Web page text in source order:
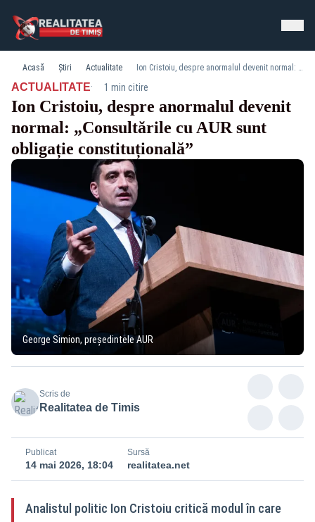
Acasă Știri Actualitate Ion Cristoiu, despre anormalul devenit normal: „Consultările cu AUR sunt obligație constituțională”
ACTUALITATE· 1 min citire
Ion Cristoiu, despre anormalul devenit
normal: „Consultările cu AUR sunt
obligație constituțională”
George Simion, președintele AUR
Scris de
Realitatea de Timis
Publicat
14 mai 2026, 18:04
Sursă
realitatea.net
Analistul politic Ion Cristoiu critică modul în care